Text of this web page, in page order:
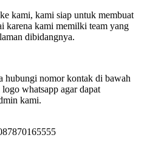
kami, kami siap untuk membuat
karena kami memilki team yang
dibidangnya.
hubungi nomor kontak di bawah
whatsapp agar dapat
kami.